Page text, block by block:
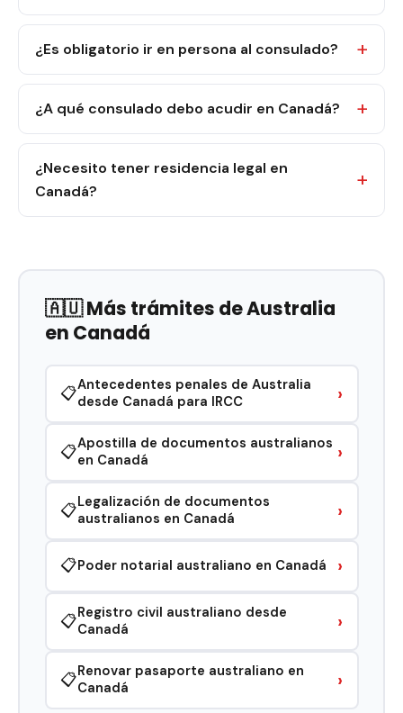
¿Es obligatorio ir en persona al consulado?
¿A qué consulado debo acudir en Canadá?
¿Necesito tener residencia legal en
Canadá?
🇦🇺 Más trámites de Australia
en Canadá
📋Antecedentes penales de Australia
desde Canadá para IRCC
›
📋Apostilla de documentos australianos
en Canadá
›
📋Legalización de documentos
australianos en Canadá
›
📋Poder notarial australiano en Canadá ›
📋Registro civil australiano desde
Canadá
›
📋Renovar pasaporte australiano en
Canadá
›